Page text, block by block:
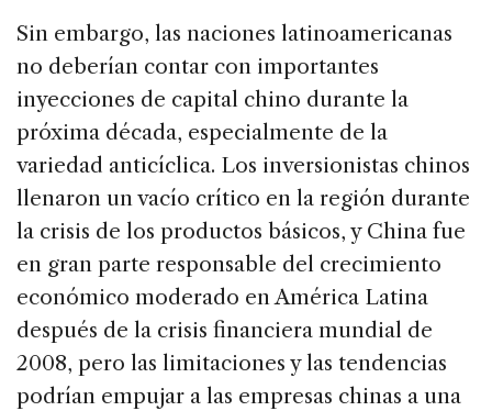
Sin embargo, las naciones latinoamericanas
no deberían contar con importantes
inyecciones de capital chino durante la
próxima década, especialmente de la
variedad anticíclica. Los inversionistas chinos
llenaron un vacío crítico en la región durante
la crisis de los productos básicos, y China fue
en gran parte responsable del crecimiento
económico moderado en América Latina
después de la crisis financiera mundial de
2008, pero las limitaciones y las tendencias
podrían empujar a las empresas chinas a una